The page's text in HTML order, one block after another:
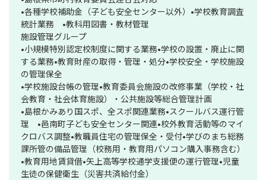
•各種学校補助金（子ども安全センター以外）•学校教育調査
統計業務 •教科用図書・教材管理
施設管理グループ
•小規模特別認定校制度に関する業務•学校の設置・廃止に関
する業務•教育財産の取得・管理・処分•学校安全・学校施設
の管理保全
•学校施設台帳の管理•教育委員会施設の改修事業（学校・社
会教育・社会体育施設）・公共施設等総合管理計画
•島根かみあり国スポ、全スポ関連業務•スクールバス運行管
理 •邑南町子ども安全センター関連•校外教育活動等のマイ
クロバス調整•教職員住宅の管理保全・受付•学びのまち総務
課所管の備品管理（校務用・教育用パソコン購入事務含む）
•教育用地賃貸借•矢上高等学校通学支援便の運行管理•児童
生徒の保健衛生（災害共済給付金）